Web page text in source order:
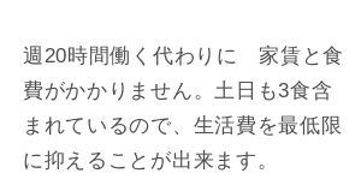
週20時間働く代わりに 家賃と食
費がかかりません。土日も3食含
まれているので、生活費を最低限
に抑えることが出来ます。